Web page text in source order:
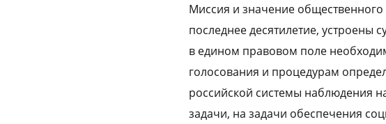
Миссия и значение
последнее десятилетие, устроены
в едином правовом поле
голосования и процедурам
российской системы наблюдения
задачи, на задачи обеспечения